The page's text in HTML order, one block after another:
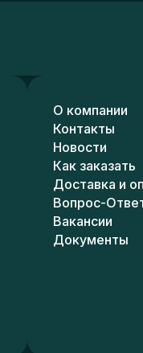
О компании
Контакты
Новости
Как заказать
Доставка и
Вопрос-
Вакансии
Документы